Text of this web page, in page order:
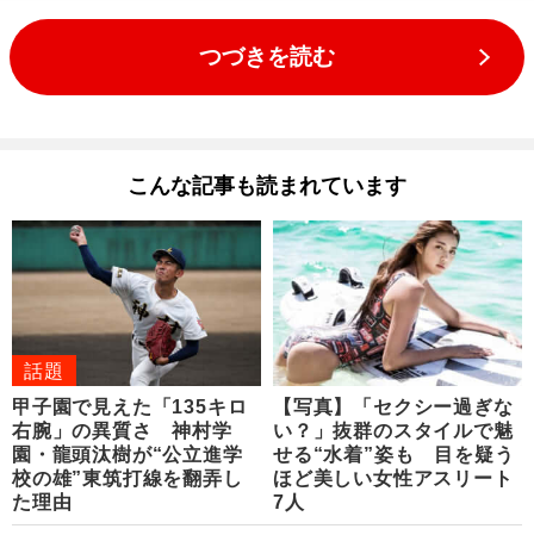
つづきを読む
こんな記事も読まれています
話題
甲子園で見えた「135キロ
右腕」の異質さ 神村学
園・龍頭汰樹が“公立進学
校の雄”東筑打線を翻弄し
た理由
【写真】「セクシー過ぎな
い？」抜群のスタイルで魅
せる“水着”姿も 目を疑う
ほど美しい女性アスリート
7人